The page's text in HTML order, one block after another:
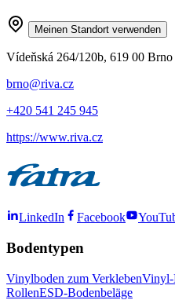
Meinen Standort verwenden
Vídeňská 264/120b, 619 00 Brno
brno@riva.cz
+420 541 245 945
https://www.riva.cz
LinkedIn Facebook
Bodentypen
Vinylboden zum VerklebenVinyl-
RollenESD-Bodenbeläge